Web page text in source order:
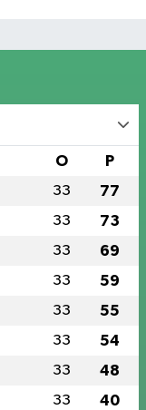
O P
33 77
33 73
33 69
33 59
33 55
33 54
33 48
33 40